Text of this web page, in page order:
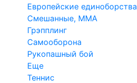
Европейские единоборства
Смешанные, ММА
Грэпплинг
Самооборона
Рукопашный бой
Еще
Теннис